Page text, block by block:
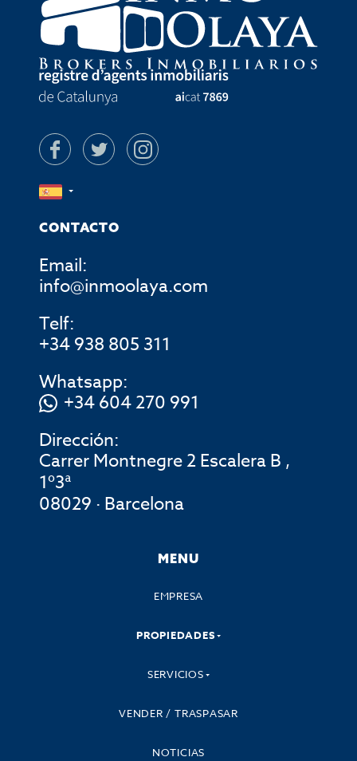
CONTACTO
Email:
info@inmoolaya.com
Telf:
+34 938 805 311
Whatsapp:
+34 604 270 991
Dirección:
Carrer Montnegre 2 Escalera B ,
1º3ª
08029 · Barcelona
MENU
EMPRESA
PROPIEDADES
SERVICIOS
VENDER / TRASPASAR
NOTICIAS